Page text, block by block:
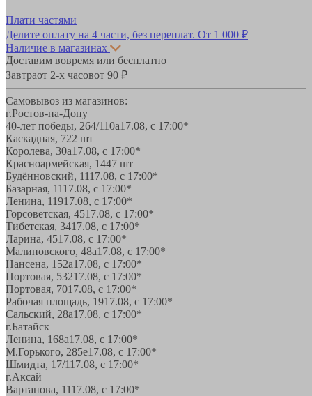
Плати частями
Делите оплату на 4 части, без переплат. От 1 000 ₽
Наличие в магазинах
Доставим вовремя или бесплатно
Завтраот 2-х часовот 90 ₽
Самовывоз из магазинов:
г.Ростов-на-Дону
40-лет победы, 264/110а17.08, с 17:00*
Каскадная, 722 шт
Королева, 30а17.08, с 17:00*
Красноармейская, 1447 шт
Будённовский, 1117.08, с 17:00*
Базарная, 1117.08, с 17:00*
Ленина, 11917.08, с 17:00*
Горсоветская, 4517.08, с 17:00*
Тибетская, 3417.08, с 17:00*
Ларина, 4517.08, с 17:00*
Малиновского, 48а17.08, с 17:00*
Нансена, 152а17.08, с 17:00*
Портовая, 53217.08, с 17:00*
Портовая, 7017.08, с 17:00*
Рабочая площадь, 1917.08, с 17:00*
Сальский, 28a17.08, с 17:00*
г.Батайск
Ленина, 168а17.08, с 17:00*
М.Горького, 285е17.08, с 17:00*
Шмидта, 17/117.08, с 17:00*
г.Аксай
Вартанова, 1117.08, с 17:00*